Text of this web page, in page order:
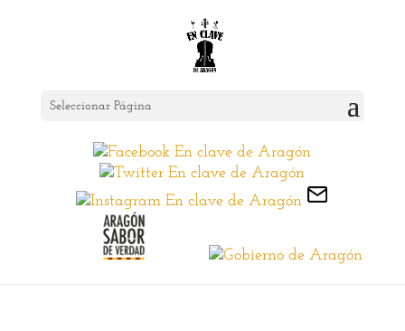
Seleccionar Página